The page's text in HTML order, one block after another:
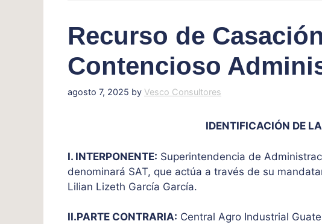
Recurso de
Contencioso
agosto 7, 2025 by Vesco Consultores
IDENTIFICACIÓN DE
I. INTERPONENTE: Superintendencia de
denominará SAT, que actúa a través de su
Lilian Lizeth García García.
II.PARTE CONTRARIA: Central Agro Industrial